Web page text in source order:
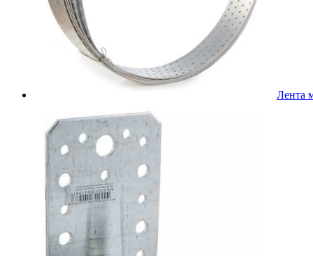
Лента